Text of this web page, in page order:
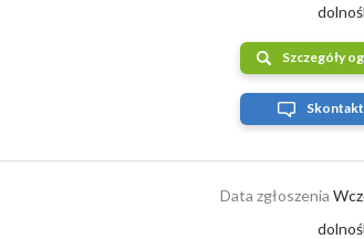
Szczegóły
Data zgłoszenia